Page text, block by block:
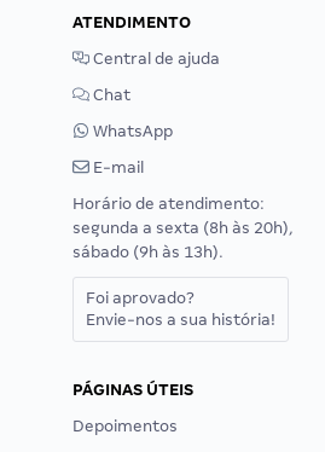
ATENDIMENTO
Central de ajuda
Chat
WhatsApp
E-mail
Horário de atendimento:
segunda a sexta (8h às 20h),
sábado (9h às 13h).
Foi aprovado?
Envie-nos a sua história!
PÁGINAS ÚTEIS
Depoimentos